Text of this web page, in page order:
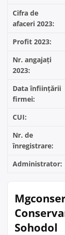
Cifra de
afaceri 2023:
Profit 2023:
Nr. angajați
2023:
Data înființării
firmei:
CUI:
Nr. de
înregistrare:
Administrator:
Sohodol